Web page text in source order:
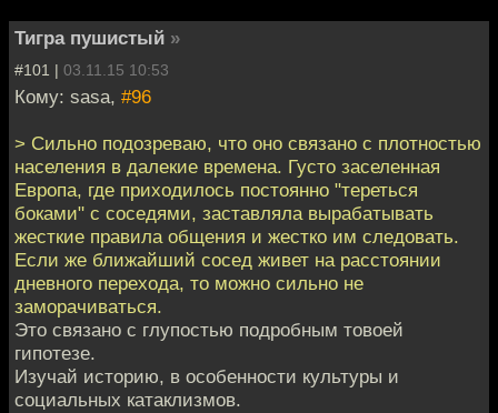
Тигра пушистый »
#101 | 03.11.15 10:53
Кому: sasa, #96
> Сильно подозреваю, что оно связано с плотностью
населения в далекие времена. Густо заселенная
Европа, где приходилось постоянно "тереться
боками" с соседями, заставляла вырабатывать
жесткие правила общения и жестко им следовать.
Если же ближайший сосед живет на расстоянии
дневного перехода, то можно сильно не
заморачиваться.
Это связано с глупостью подробным товоей
гипотезе.
Изучай историю, в особенности культуры и
социальных катаклизмов.